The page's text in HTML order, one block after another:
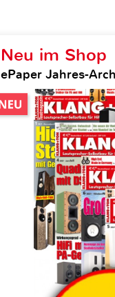
Neu im Shop
ePaper Jahres-